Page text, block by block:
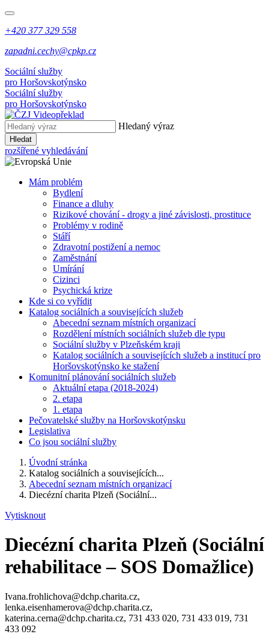
+420 377 329 558
zapadni.cechy@cpkp.cz
Sociální služby
pro Horšovskotýnsko
Sociální služby
pro Horšovskotýnsko
Hledaný výraz
Hledat
rozšířené vyhledávání
Mám problém
Bydlení
Finance a dluhy
Rizikové chování - drogy a jiné závislosti, prostituce
Problémy v rodině
Stáří
Zdravotní postižení a nemoc
Zaměstnání
Umírání
Cizinci
Psychická krize
Kde si co vyřídit
Katalog sociálních a souvisejících služeb
Abecední seznam místních organizací
Rozdělení místních sociálních služeb dle typu
Sociální služby v Plzeňském kraji
Katalog sociálních a souvisejících služeb a institucí pro
Horšovskotýnsko ke stažení
Komunitní plánování sociálních služeb
Aktuální etapa (2018-2024)
2. etapa
1. etapa
Pečovatelské služby na Horšovskotýnsku
Legislativa
Co jsou sociální služby
Úvodní stránka
Katalog sociálních a souvisejících...
Abecední seznam místních organizací
Diecézní charita Plzeň (Sociální...
Vytisknout
Diecézní charita Plzeň (Sociální
rehabilitace – SOS Domažlice)
Ivana.frohlichova@dchp.charita.cz,
lenka.eisenhamerova@dchp.charita.cz,
katerina.cerna@dchp.charita.cz, 731 433 020, 731 433 019, 731
433 092